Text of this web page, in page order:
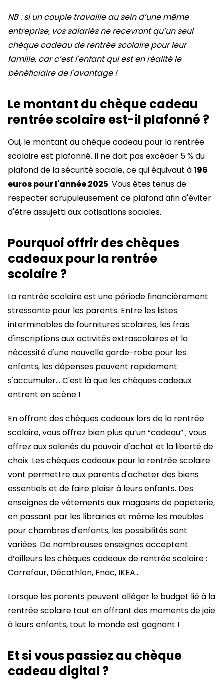
NB : si un couple travaille au sein d’une même
entreprise, vos salariés ne recevront qu’un seul
chèque cadeau de rentrée scolaire pour leur
famille, car c’est l'enfant qui est en réalité le
bénéficiaire de l'avantage !
Le montant du chèque cadeau
rentrée scolaire est-il plafonné ?
Oui, le montant du chèque cadeau pour la rentrée
scolaire est plafonné. Il ne doit pas excéder 5 % du
plafond de la sécurité sociale, ce qui équivaut à196
euros pour l'année 2025. Vous êtes tenus de
respecter scrupuleusement ce plafond afin d'éviter
d'être assujetti aux cotisations sociales.
Pourquoi offrir des chèques
cadeaux pour la rentrée
scolaire ?
La rentrée scolaire est une période financièrement
stressante pour les parents. Entre les listes
interminables de fournitures scolaires, les frais
d'inscriptions aux activités extrascolaires et la
nécessité d'une nouvelle garde-robe pour les
enfants, les dépenses peuvent rapidement
s'accumuler… C'est là que les chèques cadeaux
entrent en scène !
En offrant des chèques cadeaux lors de la rentrée
scolaire, vous offrez bien plus qu’un “cadeau” ; vous
offrez aux salariés du pouvoir d'achat et la liberté de
choix. Les chèques cadeaux pour la rentrée scolaire
vont permettre aux parents d'acheter des biens
essentiels et de faire plaisir à leurs enfants. Des
enseignes de vêtements aux magasins de papeterie,
en passant par les librairies et même les meubles
pour chambres d'enfants, les possibilités sont
variées. De nombreuses enseignes acceptent
d’ailleurs les chèques cadeaux de rentrée scolaire :
Carrefour, Décathlon, Fnac, IKEA…
Lorsque les parents peuvent alléger le budget lié à la
rentrée scolaire tout en offrant des moments de joie
à leurs enfants, tout le monde est gagnant !
Et si vous passiez au chèque
cadeau digital ?